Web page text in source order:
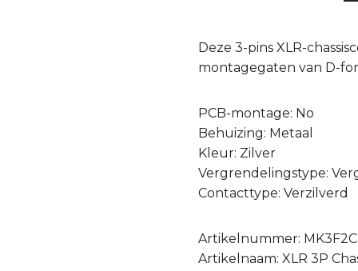
Deze 3-pins XLR-
montagegaten van D-
PCB-montage: No
Behuizing: Metaal
Kleur: Zilver
Vergrendelingstype:
Contacttype: Verzilverd
Artikelnummer: MK3F2C
Artikelnaam: XLR 3P